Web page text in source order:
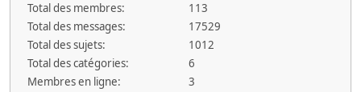
Total des membres:
113
Total des messages:
17529
Total des sujets:
1012
Total des catégories:
6
Membres en ligne:
3